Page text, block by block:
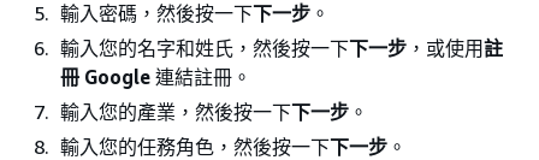
輸入密碼，然後按一下下一步 。
輸入您的名字和姓氏，然後按一下下一步 ，或使用註
冊 Google 連結註冊。
輸入您的產業，然後按一下下一步 。
輸入您的任務角色，然後按一下下一步 。